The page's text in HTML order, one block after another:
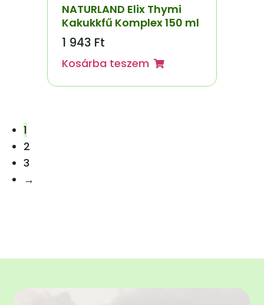
NATURLAND Elix Thymi
Kakukkfű Komplex 150 ml
1 943 Ft
Kosárba teszem
1
2
3
→